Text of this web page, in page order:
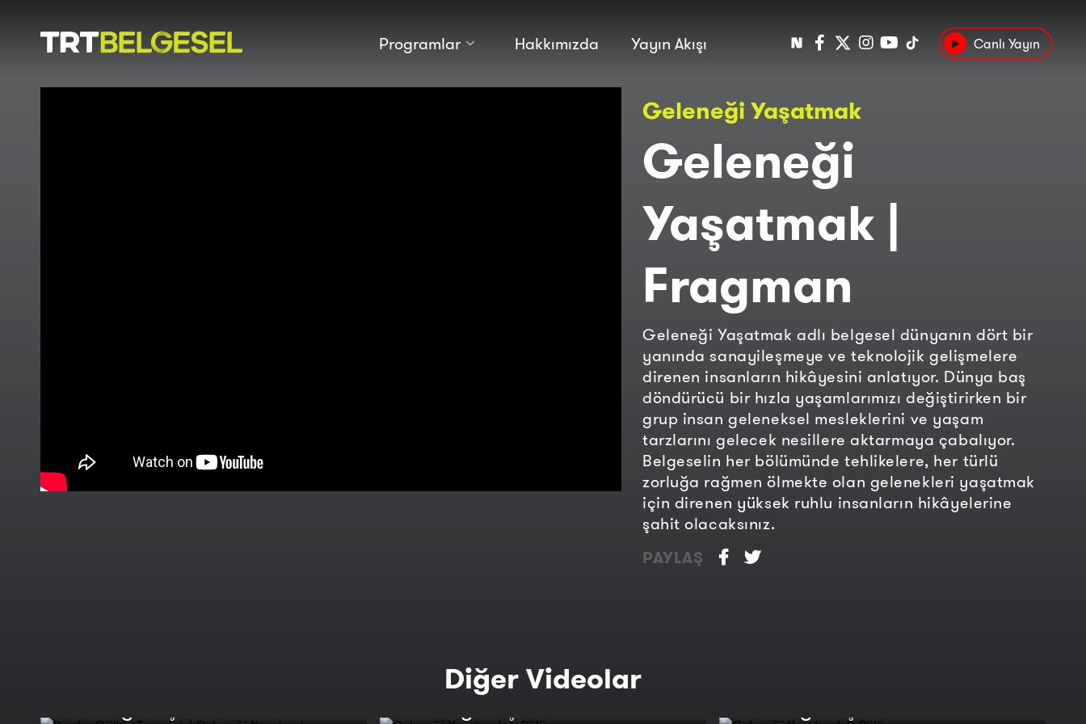
Programlar
Doğa
Macera
Popüler
Kültür
Tarih
Hakkımızda Yayın Akışı Canlı Yayın
Geleneği Yaşatmak
Geleneği
Yaşatmak |
Fragman
Geleneği Yaşatmak adlı belgesel dünyanın dört bir
yanında sanayileşmeye ve teknolojik gelişmelere
direnen insanların hikâyesini anlatıyor. Dünya baş
döndürücü bir hızla yaşamlarımızı değiştirirken bir
grup insan geleneksel mesleklerini ve yaşam
tarzlarını gelecek nesillere aktarmaya çabalıyor.
Belgeselin her bölümünde tehlikelere, her türlü
zorluğa rağmen ölmekte olan gelenekleri yaşatmak
için direnen yüksek ruhlu insanların hikâyelerine
şahit olacaksınız.
PAYLAŞ
Diğer Videolar